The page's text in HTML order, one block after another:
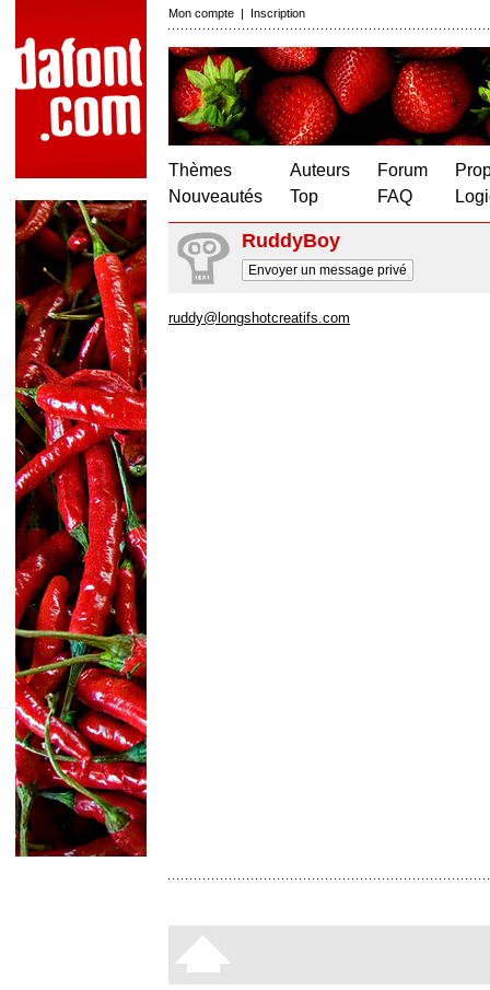
Mon compte | Inscription
Thèmes
Nouveautés
Auteurs
Top
Forum
FAQ
RuddyBoy
Envoyer un message privé
ruddy@longshotcreatifs.com